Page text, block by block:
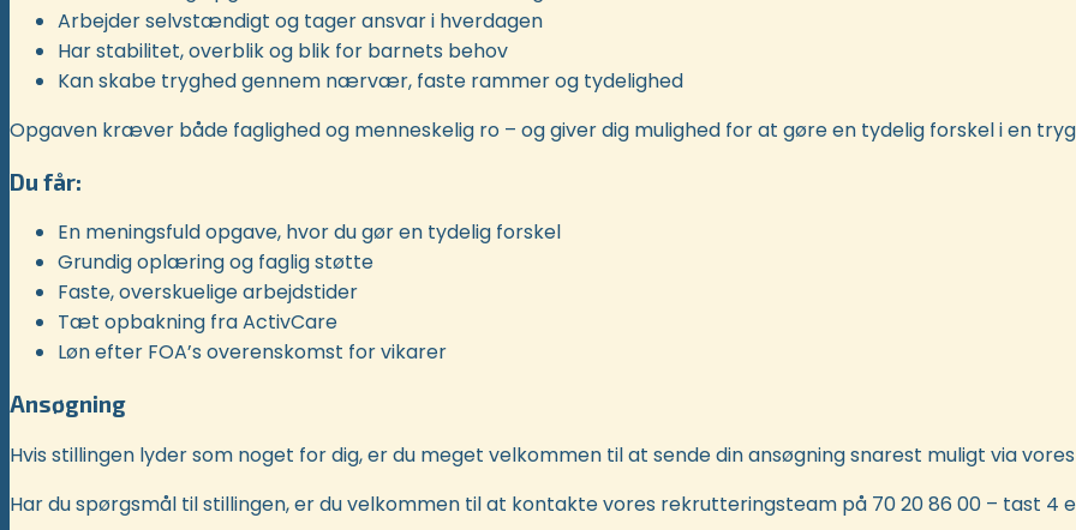
Arbejder selvstændigt og tager ansvar i hverdagen
Har stabilitet, overblik og blik for barnets behov
Kan skabe tryghed gennem nærvær, faste rammer og tydelighed
Opgaven kræver både faglighed og menneskelig ro – og giver dig mulighed for at gøre en tydelig forskel i en
Du får:
En meningsfuld opgave, hvor du gør en tydelig forskel
Grundig oplæring og faglig støtte
Faste, overskuelige arbejdstider
Tæt opbakning fra ActivCare
Løn efter FOA’s overenskomst for vikarer
Ansøgning
Hvis stillingen lyder som noget for dig, er du meget velkommen til at sende din ansøgning snarest muligt via
Har du spørgsmål til stillingen, er du velkommen til at kontakte vores rekrutteringsteam på 70 20 86 00 – tast 4